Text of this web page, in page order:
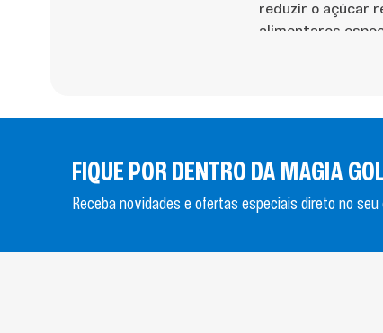
reduzir o açúcar
alimentares
O consumo de
deseja manter o
FIQUE POR DENTRO DA MAGIA
Receba novidades e ofertas especiais direto no seu